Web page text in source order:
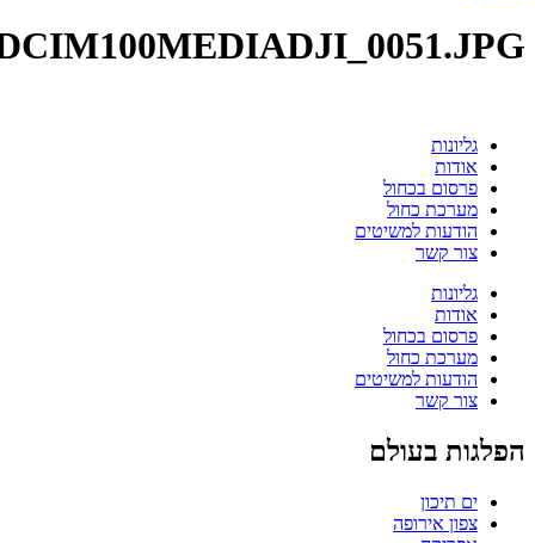
DCIM100MEDIADJI_0051.JPG
גליונות
אודות
פרסום בכחול
מערכת כחול
הודעות למשיטים
צור קשר
גליונות
אודות
פרסום בכחול
מערכת כחול
הודעות למשיטים
צור קשר
הפלגות בעולם
ים תיכון
צפון אירופה